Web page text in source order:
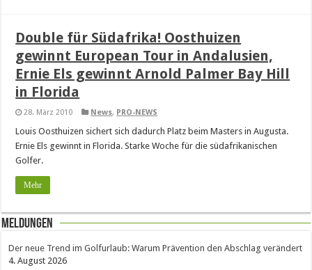
Double für Südafrika! Oosthuizen
gewinnt European Tour in Andalusien,
Ernie Els gewinnt Arnold Palmer Bay Hill
in Florida
28. März 2010 News, PRO-NEWS
Louis Oosthuizen sichert sich dadurch Platz beim Masters in Augusta.
Ernie Els gewinnt in Florida. Starke Woche für die südafrikanischen
Golfer.
Mehr
Meldungen
Der neue Trend im Golfurlaub: Warum Prävention den Abschlag verändert
4. August 2026